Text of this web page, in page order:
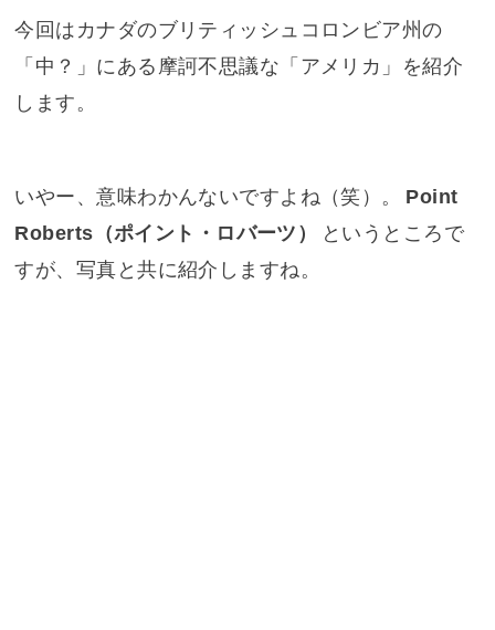
今回はカナダのブリティッシュコロンビア州の
「中？」にある摩訶不思議な「アメリカ」を紹介
します。
いやー、意味わかんないですよね（笑）。
Point
Roberts（ポイント・ロバーツ）
というところで
すが、写真と共に紹介しますね。